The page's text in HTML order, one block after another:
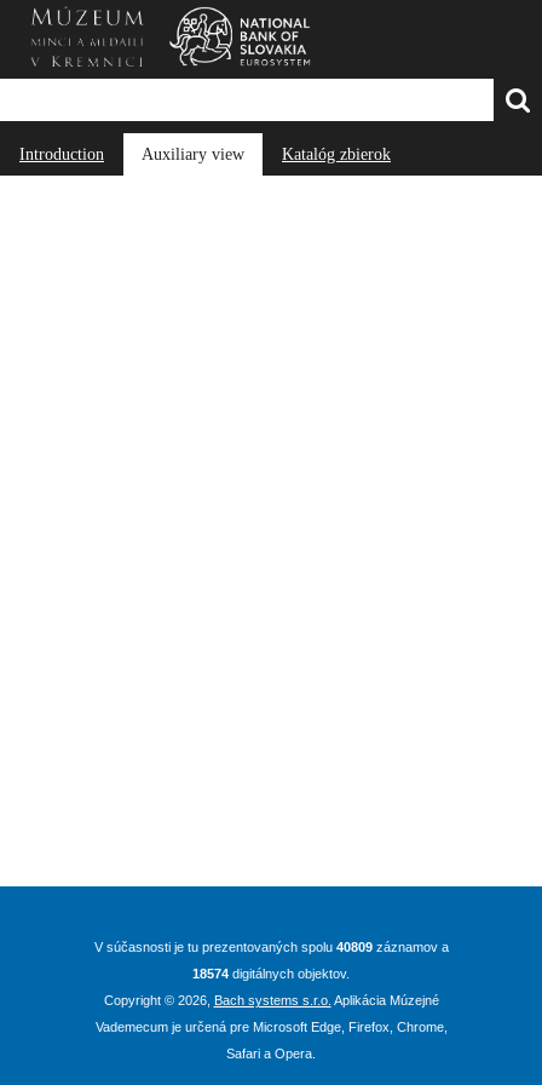
Introduction Auxiliary view Katalóg zbierok
V súčasnosti je tu prezentovaných spolu 40809záznamov a
18574 digitálnych objektov.
Copyright © 2026, Bach systems s.r.o. Aplikácia Múzejné
Vademecum je určená pre Microsoft Edge, Firefox, Chrome,
Safari a Opera.